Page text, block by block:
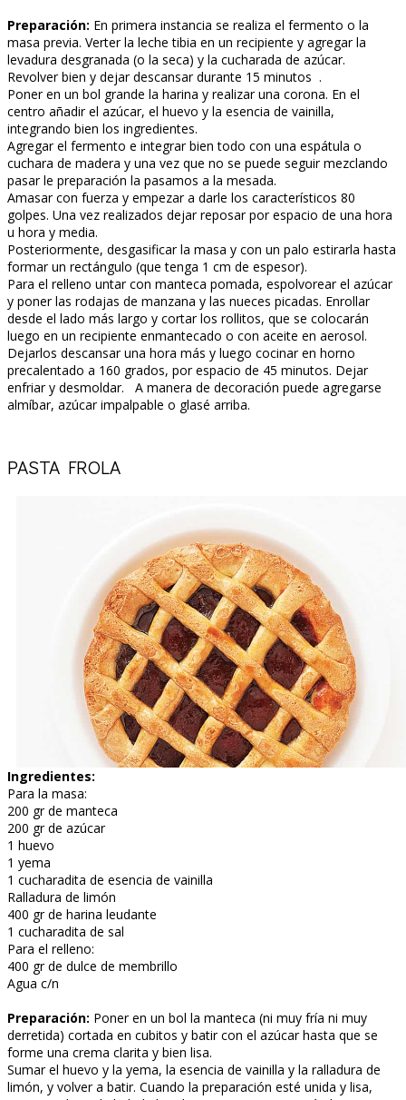
Preparación: En primera instancia se realiza el fermento o la
masa previa. Verter la leche tibia en un recipiente y agregar la
levadura desgranada (o la seca) y la cucharada de azúcar.
Revolver bien y dejar descansar durante 15 minutos .
Poner en un bol grande la harina y realizar una corona. En el
centro añadir el azúcar, el huevo y la esencia de vainilla,
integrando bien los ingredientes.
Agregar el fermento e integrar bien todo con una espátula o
cuchara de madera y una vez que no se puede seguir mezclando
pasar le preparación la pasamos a la mesada.
Amasar con fuerza y empezar a darle los característicos 80
golpes. Una vez realizados dejar reposar por espacio de una hora
u hora y media.
Posteriormente, desgasificar la masa y con un palo estirarla hasta
formar un rectángulo (que tenga 1 cm de espesor).
Para el relleno untar con manteca pomada, espolvorear el azúcar
y poner las rodajas de manzana y las nueces picadas. Enrollar
desde el lado más largo y cortar los rollitos, que se colocarán
luego en un recipiente enmantecado o con aceite en aerosol.
Dejarlos descansar una hora más y luego cocinar en horno
precalentado a 160 grados, por espacio de 45 minutos. Dejar
enfriar y desmoldar. A manera de decoración puede agregarse
almíbar, azúcar impalpable o glasé arriba.
PASTA FROLA
Ingredientes:
Para la masa:
200 gr de manteca
200 gr de azúcar
1 huevo
1 yema
1 cucharadita de esencia de vainilla
Ralladura de limón
400 gr de harina leudante
1 cucharadita de sal
Para el relleno:
400 gr de dulce de membrillo
Agua c/n
Preparación: Poner en un bol la manteca (ni muy fría ni muy
derretida) cortada en cubitos y batir con el azúcar hasta que se
forme una crema clarita y bien lisa.
Sumar el huevo y la yema, la esencia de vainilla y la ralladura de
limón, y volver a batir. Cuando la preparación esté unida y lisa,